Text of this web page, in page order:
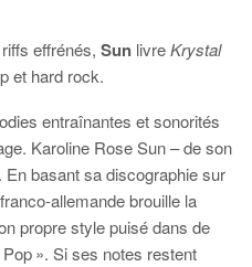
effrénés, Sun livreKrystal
et hard rock.
entraînantes et sonorités
Karoline Rose Sun – de son
En basant sa discographie sur
allemande brouille la
propre style puisé dans de
». Si ses notes restent